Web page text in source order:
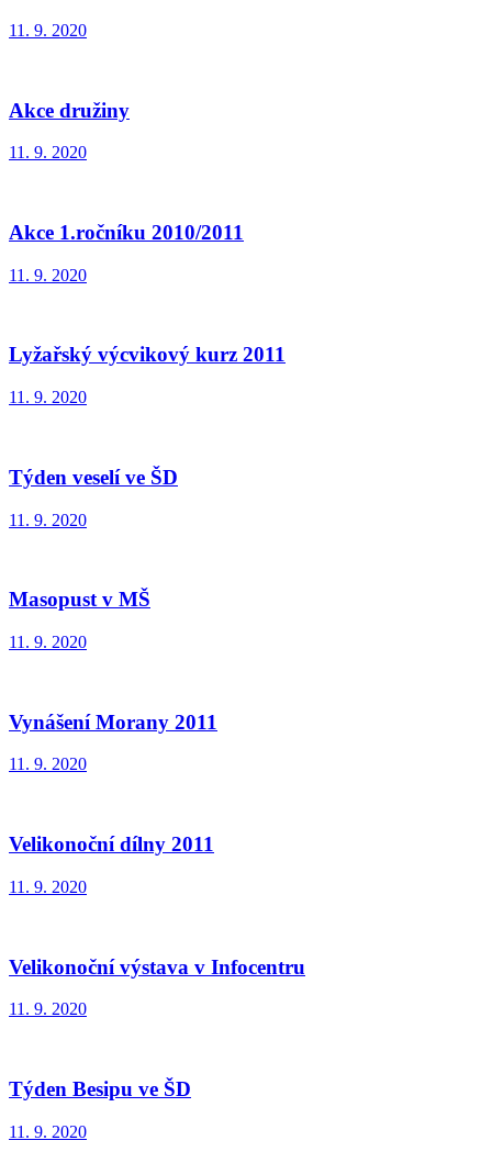
11. 9. 2020
Akce družiny
11. 9. 2020
Akce 1.ročníku 2010/2011
11. 9. 2020
Lyžařský výcvikový kurz 2011
11. 9. 2020
Týden veselí ve ŠD
11. 9. 2020
Masopust v MŠ
11. 9. 2020
Vynášení Morany 2011
11. 9. 2020
Velikonoční dílny 2011
11. 9. 2020
Velikonoční výstava v Infocentru
11. 9. 2020
Týden Besipu ve ŠD
11. 9. 2020